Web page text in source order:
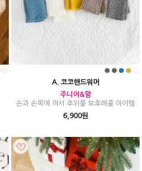
A. 코코핸드워머
주니어&맘
손과 손목에 껴서 추위를 보호해줄 아이템
6,900원